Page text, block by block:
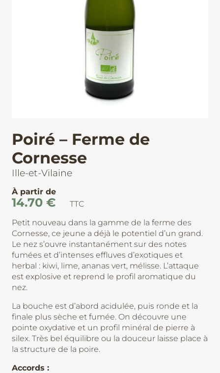
Poiré – Ferme de
Cornesse
Ille-et-Vilaine
À partir de
14.70 €
TTC
Petit nouveau dans la gamme de la ferme des
Cornesse, ce jeune a déjà le potentiel d’un grand.
Le nez s’ouvre instantanément sur des notes
fumées et d’intenses effluves d’exotiques et
herbal : kiwi, lime, ananas vert, mélisse. L’attaque
est explosive et reprend le profil aromatique du
nez.
La bouche est d’abord acidulée, puis ronde et la
finale plus sèche et fumée. On découvre une
pointe oxydative et un profil minéral de pierre à
silex. Très bel équilibre ou la douceur laisse place à
la structure de la poire.
Accords :